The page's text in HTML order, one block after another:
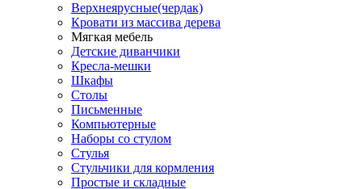
Верхнеярусные(чердак)
Кровати из массива дерева
Мягкая мебель
Детские диванчики
Кресла-мешки
Шкафы
Столы
Письменные
Компьютерные
Наборы со стулом
Стулья
Стульчики для кормления
Простые и складные